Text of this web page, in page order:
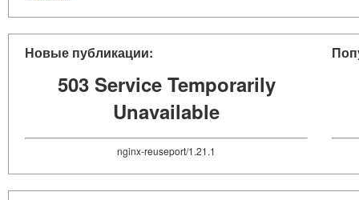
Новые публикации:
503 Service Temporarily
Unavailable
nginx-reuseport/1.21.1